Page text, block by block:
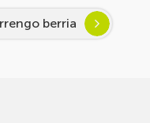
berria